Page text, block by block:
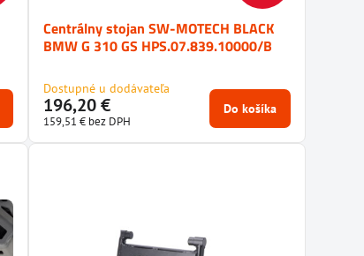
Centrálny stojan SW-MOTECH BLACK
BMW G 310 GS HPS.07.839.10000/B
Dostupné u dodávateľa
196,20 €
159,51 € bez DPH
Do košíka